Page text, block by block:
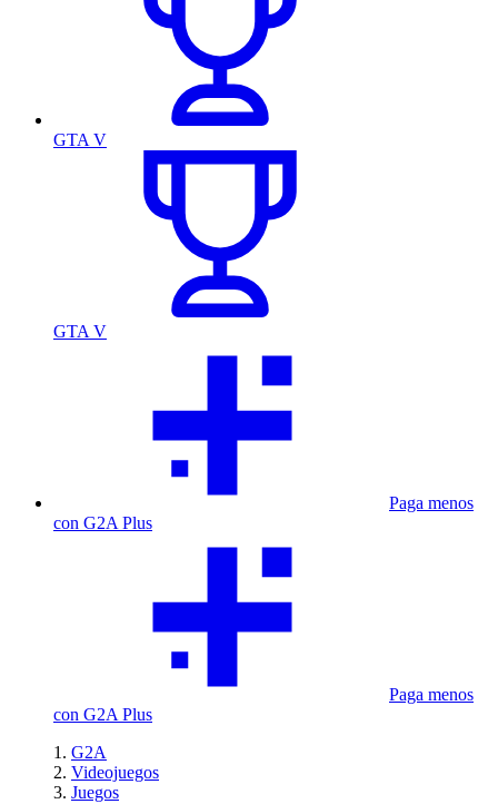
GTA V
GTA V
Paga menos
con G2A Plus
Paga menos
con G2A Plus
G2A
Videojuegos
Juegos